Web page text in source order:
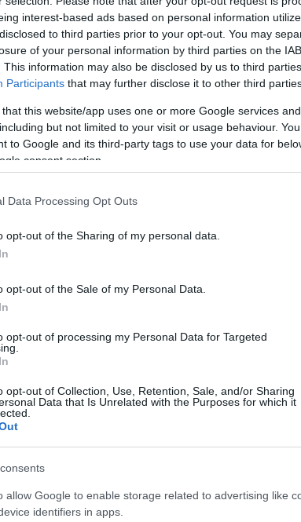
interest-based ads based on personal information
to third parties prior to your opt-out. You may
of your personal information by third parties on the
This information may also be disclosed by us to third
Participants that may further disclose it to other third
that this website/app uses one or more Google services
but not limited to your visit or usage behaviour.
to Google and its third-party tags to use your data for
consent section.
Data Processing Opt Outs
opt-out of the Sharing of my personal data.
opt-out of the Sale of my Personal Data.
opt-out of processing my Personal Data for Targeted
opt-out of Collection, Use, Retention, Sale, and/or Sharing
Data that Is Unrelated with the Purposes for which it
allow Google to enable storage related to advertising like
identifiers in apps.
(Fotó: thecommentator.com)
számára is fontos iratokat” – mondta
jól járnak, hiszen az adományért
örökségéért fizetendő 4,7 millió fontos (2 milliárd